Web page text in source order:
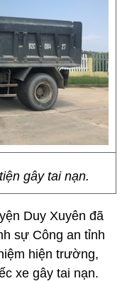
gây tai nạn.
Duy Xuyên đã
sự Công an tỉnh
hiện trường,
xe gây tai nạn.